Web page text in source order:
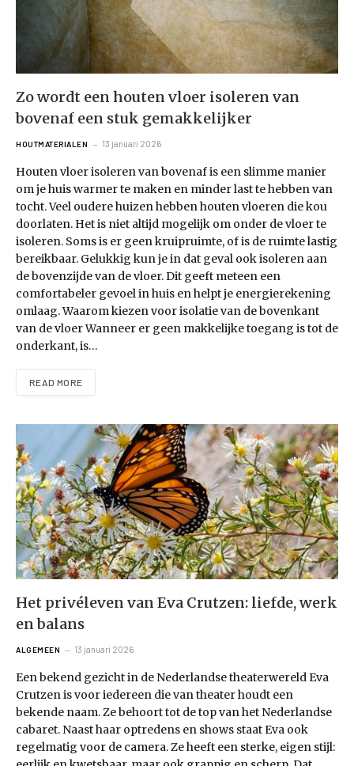
Zo wordt een houten vloer isoleren van
bovenaf een stuk gemakkelijker
HOUTMATERIALEN 13 januari 2026
Houten vloer isoleren van bovenaf is een slimme manier
om je huis warmer te maken en minder last te hebben van
tocht. Veel oudere huizen hebben houten vloeren die kou
doorlaten. Het is niet altijd mogelijk om onder de vloer te
isoleren. Soms is er geen kruipruimte, of is de ruimte lastig
bereikbaar. Gelukkig kun je in dat geval ook isoleren aan
de bovenzijde van de vloer. Dit geeft meteen een
comfortabeler gevoel in huis en helpt je energierekening
omlaag. Waarom kiezen voor isolatie van de bovenkant
van de vloer Wanneer er geen makkelijke toegang is tot de
onderkant, is…
READ MORE
Het privéleven van Eva Crutzen: liefde, werk
en balans
ALGEMEEN 13 januari 2026
Een bekend gezicht in de Nederlandse theaterwereld Eva
Crutzen is voor iedereen die van theater houdt een
bekende naam. Ze behoort tot de top van het Nederlandse
cabaret. Naast haar optredens en shows staat Eva ook
regelmatig voor de camera. Ze heeft een sterke, eigen stijl: